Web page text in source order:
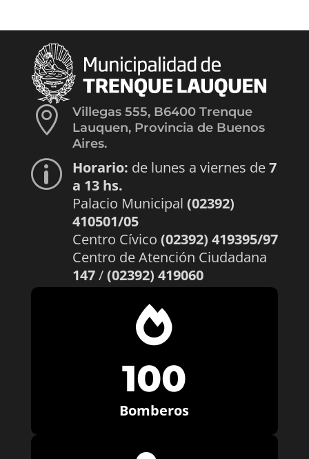

Villegas 555, B6400 Trenque
Lauquen, Provincia de Buenos
Aires.
p Horario: de lunes a viernes de7
a 13 hs.
Palacio Municipal (02392)
410501/05
Centro Cívico (02392) 419395/97
Centro de Atención Ciudadana
147/(02392) 419060

100
Bomberos